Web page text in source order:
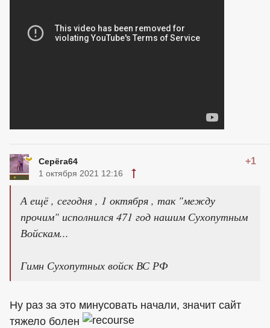
Серёга64 +1
1 октября 2021 12:16
А ещё , сегодня , 1 октября , так "между
прочим" исполнился 471 год нашим Сухопутным
Войскам...
Гимн Сухопутных войск ВС РФ
Ну раз за это минусовать начали, значит сайт
тяжело болен